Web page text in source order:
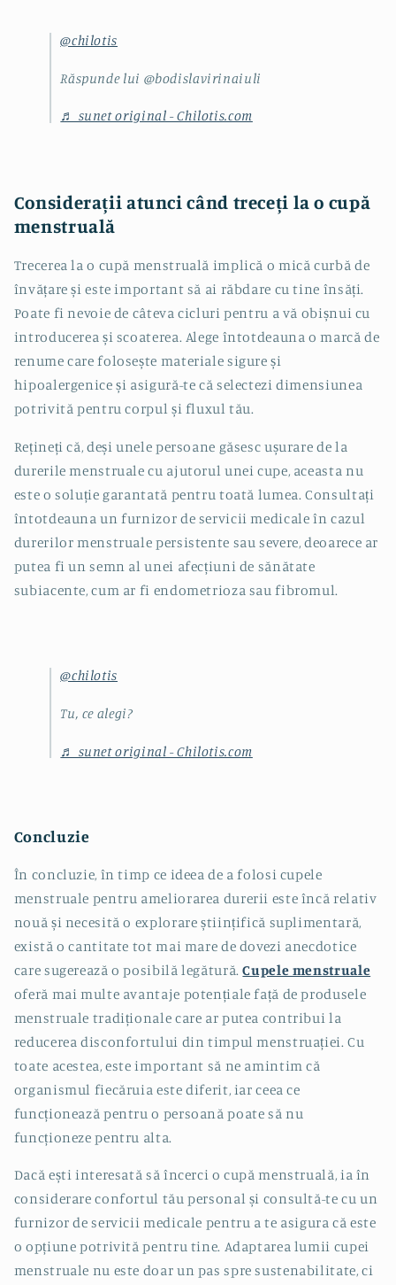
@chilotis
Răspunde lui @bodislavirinaiuli
♬ sunet original - Chilotis.com
Considerații atunci când treceți la o cupă
menstruală
Trecerea la o cupă menstruală implică o mică curbă de
învățare și este important să ai răbdare cu tine însăți.
Poate fi nevoie de câteva cicluri pentru a vă obișnui cu
introducerea și scoaterea. Alege întotdeauna o marcă de
renume care folosește materiale sigure și
hipoalergenice și asigură-te că selectezi dimensiunea
potrivită pentru corpul și fluxul tău.
Rețineți că, deși unele persoane găsesc ușurare de la
durerile menstruale cu ajutorul unei cupe, aceasta nu
este o soluție garantată pentru toată lumea. Consultați
întotdeauna un furnizor de servicii medicale în cazul
durerilor menstruale persistente sau severe, deoarece ar
putea fi un semn al unei afecțiuni de sănătate
subiacente, cum ar fi endometrioza sau fibromul.
@chilotis
Tu, ce alegi?
♬ sunet original - Chilotis.com
Concluzie
În concluzie, în timp ce ideea de a folosi cupele
menstruale pentru ameliorarea durerii este încă relativ
nouă și necesită o explorare științifică suplimentară,
există o cantitate tot mai mare de dovezi anecdotice
care sugerează o posibilă legătură.Cupele menstruale
oferă mai multe avantaje potențiale față de produsele
menstruale tradiționale care ar putea contribui la
reducerea disconfortului din timpul menstruației. Cu
toate acestea, este important să ne amintim că
organismul fiecăruia este diferit, iar ceea ce
funcționează pentru o persoană poate să nu
funcționeze pentru alta.
Dacă ești interesată să încerci o cupă menstruală, ia în
considerare confortul tău personal și consultă-te cu un
furnizor de servicii medicale pentru a te asigura că este
o opțiune potrivită pentru tine. Adaptarea lumii cupei
menstruale nu este doar un pas spre sustenabilitate, ci